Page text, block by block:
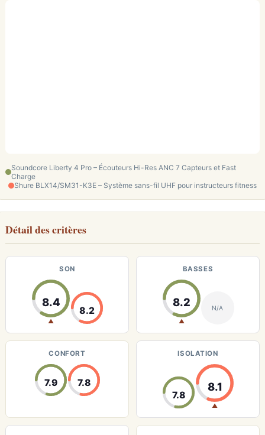
Soundcore Liberty 4 Pro – Écouteurs Hi-Res ANC 7 Capteurs et Fast
Charge
Shure BLX14/SM31-K3E – Système sans-fil UHF pour instructeurs fitness
Détail des critères
SON
8.4
▲
8.2
BASSES
8.2
▲
N/A
CONFORT
7.9 7.8
ISOLATION
7.8
8.1
▲